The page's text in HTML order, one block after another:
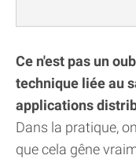
Ce n'est pas un
technique liée au
applications
Dans la pratique,
que cela gêne